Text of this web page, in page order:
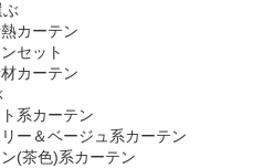
ぶ
カーテン
セット
カーテン
系カーテン
ー＆ベージュ系カーテン
(茶色)系カーテン